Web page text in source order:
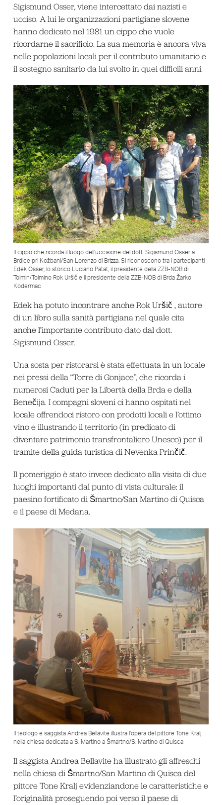
Sigismund Osser, viene intercettato dai nazisti e
ucciso. A lui le organizzazioni partigiane slovene
hanno dedicato nel 1981 un cippo che vuole
ricordarne il sacrificio. La sua memoria è ancora viva
nelle popolazioni locali per il contributo umanitario e
il sostegno sanitario da lui svolto in quei difficili anni.
Il cippo che ricorda il luogo dell’uccisione del dott. Sigismund Osser a
Brdice pri Kožbani/San Lorenzo di Brizza. Si riconoscono tra i partecipanti
Edek Osser, lo storico Luciano Patat, il presidente della ZZB-NOB di
Tolmin/Tolmino Rok Uršič e il presidente della ZZB-NOB di Brda Žarko
Kodermac
Edek ha potuto incontrare anche Rok Uršič , autore
di un libro sulla sanità partigiana nel quale cita
anche l’importante contributo dato dal dott.
Sigismund Osser.
Una sosta per ristorarsi è stata effettuata in un locale
nei pressi della “Torre di Gonjace”, che ricorda i
numerosi Caduti per la Libertà della Brda e della
Benečija. I compagni sloveni ci hanno ospitati nel
locale offrendoci ristoro con prodotti locali e l’ottimo
vino e illustrando il territorio (in predicato di
diventare patrimonio transfrontaliero Unesco) per il
tramite della guida turistica di Nevenka Prinčič.
Il pomeriggio è stato invece dedicato alla visita di due
luoghi importanti dal punto di vista culturale: il
paesino fortificato di Šmartno/San Martino di Quisca
e il paese di Medana.
Il teologo e saggista Andrea Bellavite illustra l’opera del pittore Tone Kralj
nella chiesa dedicata a S. Martino a Šmartno/S. Martino di Quisca
Il saggista Andrea Bellavite ha illustrato gli affreschi
nella chiesa di Šmartno/San Martino di Quisca del
pittore Tone Kralj evidenziandone le caratteristiche e
l’originalità proseguendo poi verso il paese di